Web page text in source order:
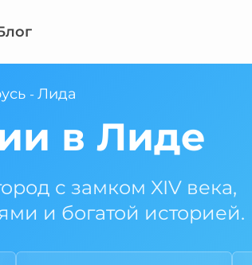
- Лида
в Лиде
с замком XIV века,
и богатой историей.